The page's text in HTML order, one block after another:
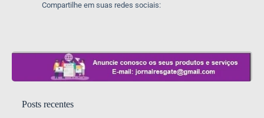
Compartilhe em suas redes sociais:
Posts recentes